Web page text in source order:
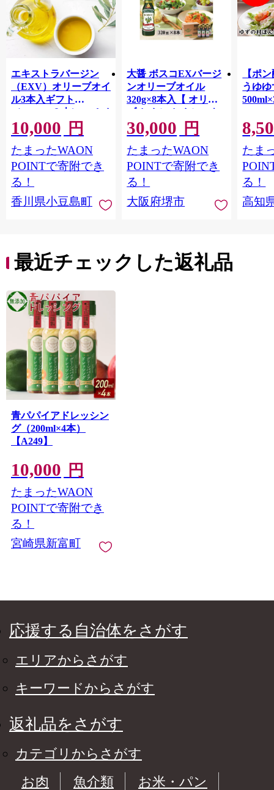
エキストラバージン
（EXV）オリーブオイ
ル3本入ギフト
（150ml×３本）スペイ
ン産
10,000 円
たまったWAON
POINTで寄附でき
る！
香川県小豆島町
大醤 ボスコEXバージ
ンオリーブオイル
320g×8本入【 オリー
ブオイル オイル エキ
ストラバージンオリー
ブオイル エクストラ
バージン エキストラ
バージンオイル 調味
料 高品質 ヘルシー サ
ラダ パスタ 洋食 人気
おすすめ 送料無料 大
30,000 円
たまったWAON
POINTで寄附でき
る！
大阪府堺市
【ポ
うゆ
たま
る！
高知
最近チェックした返礼品
青パパイアドレッシン
グ（200ml×4本）
【A249】
10,000 円
たまったWAON
POINTで寄附でき
る！
宮崎県新富町
応援する自治体をさがす
エリアからさがす
キーワードからさがす
返礼品をさがす
カテゴリからさがす
お肉
魚介類
お米・パン